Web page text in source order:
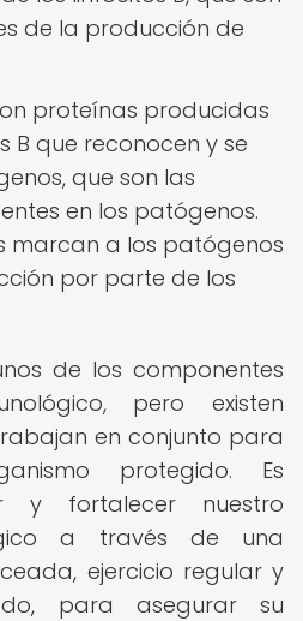
de la producción de
proteínas producidas
B que reconocen y se
que son las
en los patógenos.
marcan a los patógenos
por parte de los
de los componentes
pero existen
en conjunto para
protegido. Es
y fortalecer nuestro
a través de una
ejercicio regular y
para asegurar su